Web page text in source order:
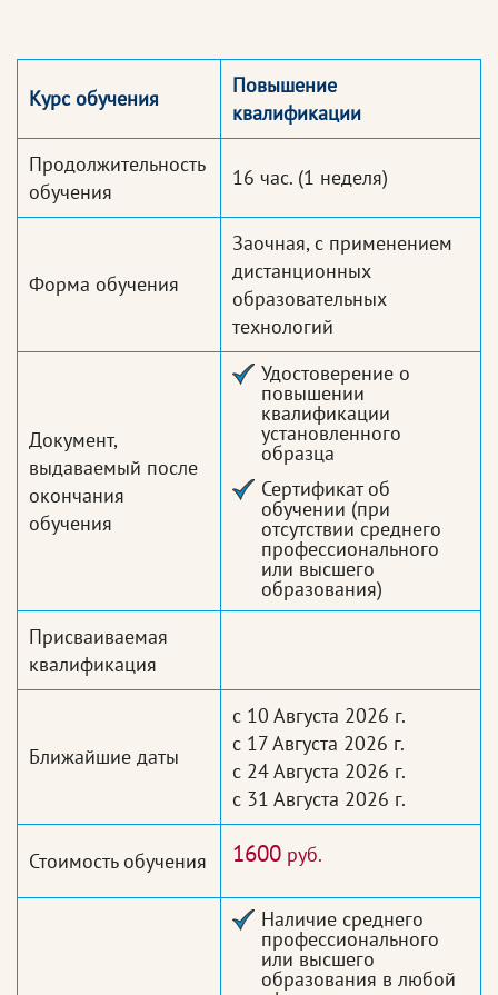
Курс обучения
Повышение
квалификации
Продолжительность
обучения
16 час. (1 неделя)
Форма обучения
Заочная, с применением
дистанционных
образовательных
технологий
Документ,
выдаваемый после
окончания
обучения
Удостоверение о
повышении
квалификации
установленного
образца
Сертификат об
обучении (при
отсутствии среднего
профессионального
или высшего
образования)
Присваиваемая
квалификация
Ближайшие даты
с 10 Августа 2026 г.
с 17 Августа 2026 г.
с 24 Августа 2026 г.
с 31 Августа 2026 г.
Стоимость обучения 1600 руб.
Наличие среднего
профессионального
или высшего
образования в любой